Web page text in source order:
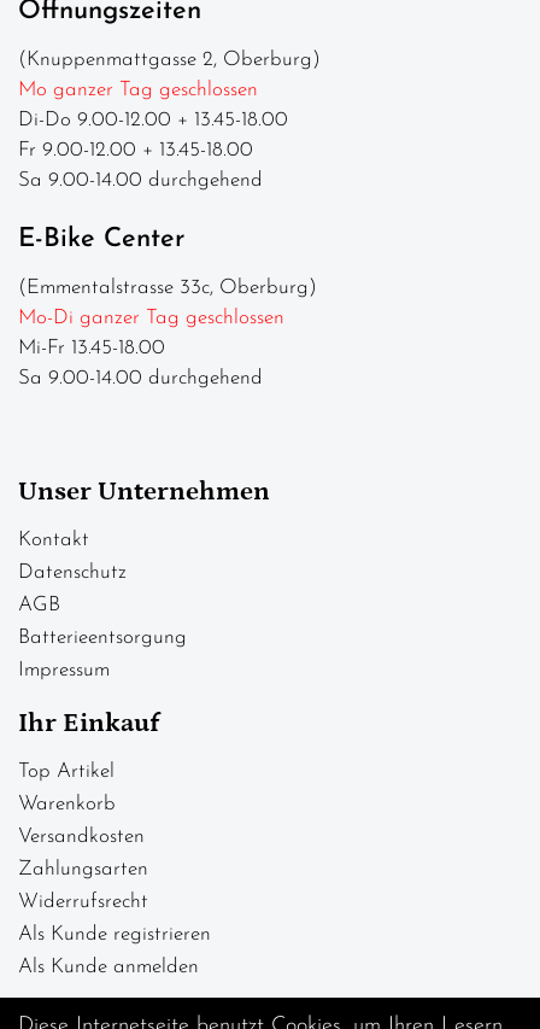
Öffnungszeiten
(Knuppenmattgasse 2, Oberburg)
Mo ganzer Tag geschlossen
Di-Do 9.00-12.00 + 13.45-18.00
Fr 9.00-12.00 + 13.45-18.00
Sa 9.00-14.00 durchgehend
E-Bike Center
(Emmentalstrasse 33c, Oberburg)
Mo-Di ganzer Tag geschlossen
Mi-Fr 13.45-18.00
Sa 9.00-14.00 durchgehend
Unser Unternehmen
Kontakt
Datenschutz
AGB
Batterieentsorgung
Impressum
Ihr Einkauf
Top Artikel
Warenkorb
Versandkosten
Zahlungsarten
Widerrufsrecht
Als Kunde registrieren
Als Kunde anmelden